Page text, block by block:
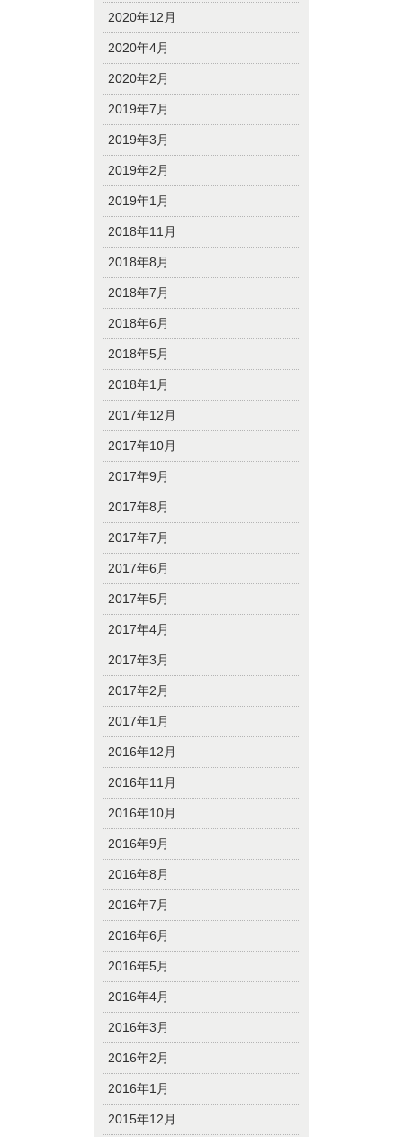
2020年12月
2020年4月
2020年2月
2019年7月
2019年3月
2019年2月
2019年1月
2018年11月
2018年8月
2018年7月
2018年6月
2018年5月
2018年1月
2017年12月
2017年10月
2017年9月
2017年8月
2017年7月
2017年6月
2017年5月
2017年4月
2017年3月
2017年2月
2017年1月
2016年12月
2016年11月
2016年10月
2016年9月
2016年8月
2016年7月
2016年6月
2016年5月
2016年4月
2016年3月
2016年2月
2016年1月
2015年12月